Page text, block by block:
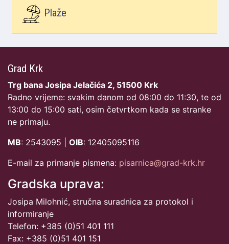
Plaže
Grad Krk
Trg bana Josipa Jelačića 2, 51500 Krk
Radno vrijeme: svakim danom od 08:00 do 11:30, te od
13:00 do 15:00 sati, osim četvrtkom kada se stranke
ne primaju.
MB: 2543095 | OIB: 12405095116
E-mail za primanje pismena: pisarnica@grad-krk.hr
Gradska uprava:
Josipa Milohnić, stručna suradnica za protokol i
informiranje
Telefon: +385 (0)51 401 111
Fax: +385 (0)51 401 151